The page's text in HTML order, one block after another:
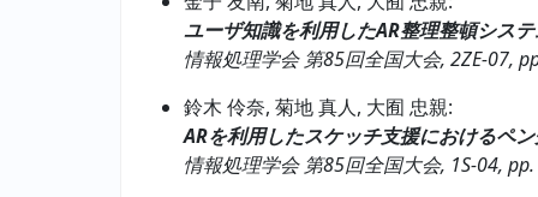
ユーザ知識を利用したAR整理整頓シス
情報処理学会 第85回全国大会, 2ZE-07,
鈴木 伶奈, 菊地 真人, 大囿 忠親:
ARを利用したスケッチ支援におけるペ
情報処理学会 第85回全国大会, 1S-04,